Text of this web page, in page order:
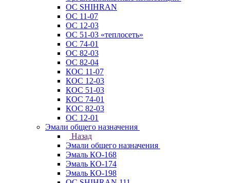
ОС SHIHRAN
ОС 11-07
ОС 12-03
ОС 51-03 «теплосеть»
ОС 74-01
ОС 82-03
ОС 82-04
КОС 11-07
КОС 12-03
КОС 51-03
КОС 74-01
КОС 82-03
ОС 12-01
Эмали общего назначения
Назад
Эмали общего назначения
Эмаль КО-168
Эмаль КО-174
Эмаль КО-198